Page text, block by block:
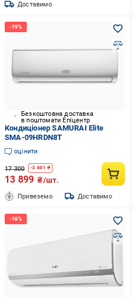
Доставимо
Безкоштовна доставка
в поштомати Епіцентр
Кондиціонер SAMURAI Elite
SMA-09HRDN8T
оцінити
17 300 -3 401 ₴
13 899 ₴/шт.
Привеземо Доставимо